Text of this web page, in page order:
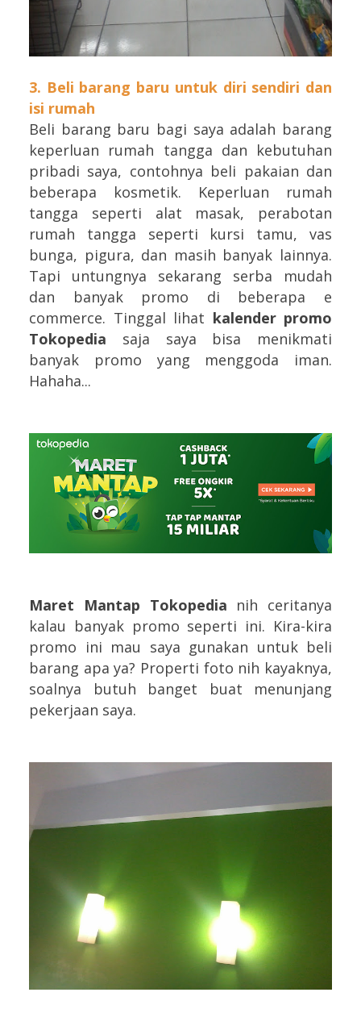
3. Beli barang baru untuk diri sendiri dan
isi rumah
Beli barang baru bagi saya adalah barang
keperluan rumah tangga dan kebutuhan
pribadi saya, contohnya beli pakaian dan
beberapa kosmetik. Keperluan rumah
tangga seperti alat masak, perabotan
rumah tangga seperti kursi tamu, vas
bunga, pigura, dan masih banyak lainnya.
Tapi untungnya sekarang serba mudah
dan banyak promo di beberapa e
commerce. Tinggal lihat kalender promo
Tokopedia saja saya bisa menikmati
banyak promo yang menggoda iman.
Hahaha...
Maret Mantap Tokopedia nih ceritanya
kalau banyak promo seperti ini. Kira-kira
promo ini mau saya gunakan untuk beli
barang apa ya? Properti foto nih kayaknya,
soalnya butuh banget buat menunjang
pekerjaan saya.